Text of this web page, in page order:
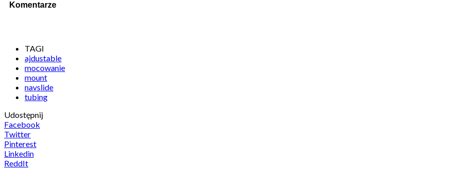
Komentarze
TAGI
ajdustable
mocowanie
mount
navslide
tubing
Udostępnij
Facebook
Twitter
Pinterest
Linkedin
ReddIt